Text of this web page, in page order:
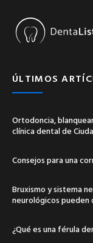
ÚLTIMOS
Ortodoncia,
clínica dental de
Consejos para una
Bruxismo y sistema
neurológicos pueden
¿Qué es una férula